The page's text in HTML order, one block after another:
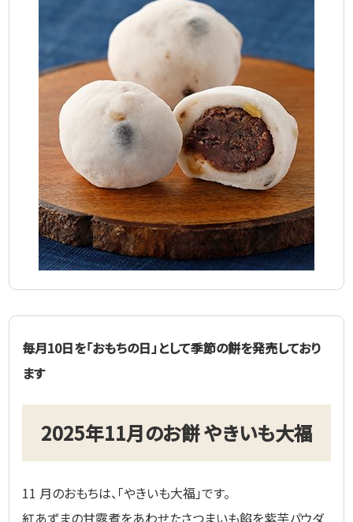
毎月10日を「おもちの日」として季節の餅を発売しており
ます
2025年11月のお餅 やきいも大福
11 月のおもちは、「やきいも大福」です。
紅あずまの甘露煮をあわせたさつまいも餡を紫芋パウダ